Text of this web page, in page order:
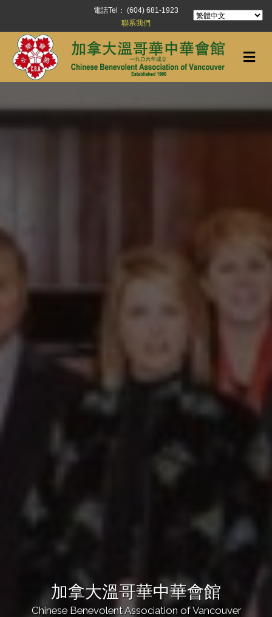
電話Tel： (604) 681-1923
聯系我們
加拿大溫哥華中華會館
Chinese Benevolent Association of Vancouver